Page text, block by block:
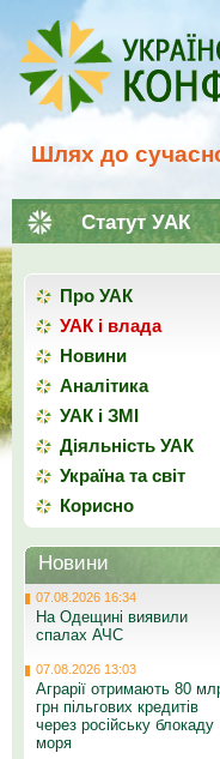
Шлях до
Статут УАК
Про УАК
УАК і влада
Новини
Аналітика
УАК і ЗМІ
Діяльність УАК
Україна та світ
Корисно
Новини
07.08.2026 16:34
На Одещині виявили
спалах АЧС
07.08.2026 13:03
Аграрії отримають 80
грн пільгових кредитів
через російську блокаду
моря